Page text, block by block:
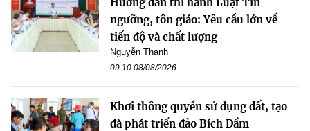
ngưỡng, tôn giáo: Yêu cầu lớn về
tiến độ và chất lượng
Nguyễn Thanh
09:10 08/08/2026
Khơi thông quyền sử dụng đất, tạo
đà phát triển đảo Bích Đầm